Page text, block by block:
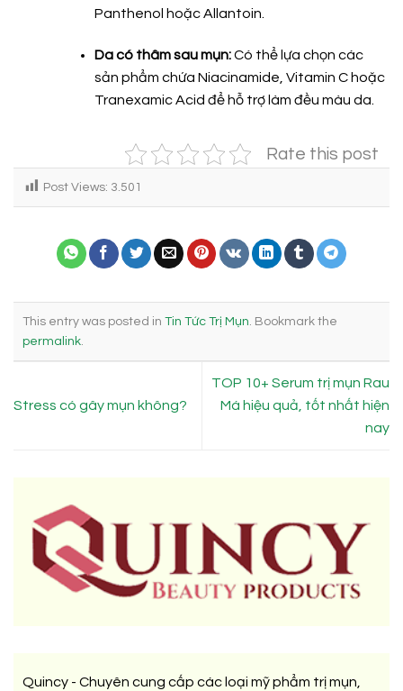
Panthenol hoặc Allantoin.
Da có thâm sau mụn:Có thể lựa chọn các
sản phẩm chứa Niacinamide, Vitamin C hoặc
Tranexamic Acid để hỗ trợ làm đều màu da.
Rate this post
Post Views: 3.501
This entry was posted in Tin Tức Trị Mụn. Bookmark the
permalink.
Stress có gây mụn không?
TOP 10+ Serum trị mụn Rau
Má hiệu quả, tốt nhất hiện
nay
Quincy - Chuyên cung cấp các loại mỹ phẩm trị mụn,